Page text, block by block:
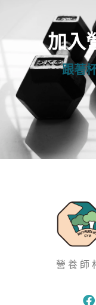
加入
跟著
營養師